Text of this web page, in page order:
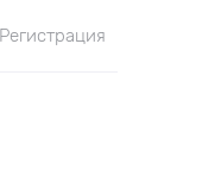
Регистрация